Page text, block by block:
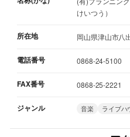
けいつう）
所在地 岡山県津山市八
電話番号 0868-24-5100
FAX番号 0868-25-2221
ジャンル 音楽 ライブハ